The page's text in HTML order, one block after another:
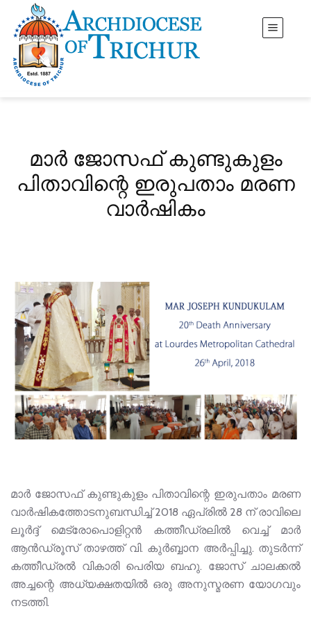
മാർ ജോസഫ് കുണ്ടുകുളം
പിതാവിന്റെ ഇരുപതാം മരണ
വാർഷികം
മാർ ജോസഫ് കുണ്ടുകുളം പിതാവിന്റെ ഇരുപതാം മരണ
വാർഷികത്തോടനുബന്ധിച്ച് 2018 ഏപ്രിൽ 28 ന് രാവിലെ
ലൂർദ്ദ് മെട്രോപൊളിറ്റൻ കത്തീഡ്രലിൽ വെച്ച് മാർ
ആൻഡ്രൂസ് താഴത്ത് വി. കുർബ്ബാന അർപ്പിച്ചു. തുടർന്ന്
കത്തീഡ്രൽ വികാരി പെരിയ ബഹു. ജോസ് ചാലക്കൽ
അച്ചന്റെ അധ്യക്ഷതയിൽ ഒരു അനുസ്മരണ യോഗവും
നടത്തി.